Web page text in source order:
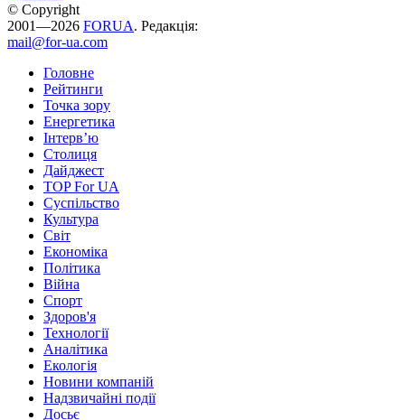
© Copyright
2001—2026 FORUA. Редакція:
mail@for-ua.com
Головне
Рейтинги
Точка зору
Енергетика
Інтерв’ю
Столиця
Дайджест
TOP For UA
Суспiльство
Культура
Світ
Економіка
Політика
Війна
Спорт
Здоров'я
Технології
Аналітика
Екологія
Новини компаній
Надзвичайні події
Досьє